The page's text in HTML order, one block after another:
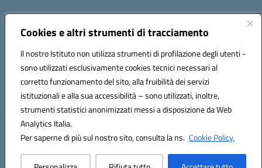
Cookies e altri strumenti di tracciamento
Il nostro Istituto non utilizza strumenti di profilazione degli utenti -
sono utilizzati esclusivamente cookies tecnici necessari al
corretto funzionamento del sito, alla fruibilità dei servizi
istituzionali e alla sua accessibilità – sono utilizzati, inoltre,
strumenti statistici anonimizzati messi a disposizione da Web
Analytics Italia.
Per saperne di più sul nostro sito, consulta la ns. Cookie Policy.
Indirizzo:Via Magna Grecia, 1 - 70026 Modugno (Bari)
Posta elettronica certificata (PEC):baic8ap005@pec.istruzione.it
Codice fiscale: 93548950729
Codice meccanografico: BAIC8AP005
Hosting & Powered by 3D Solution S.r.l.
Concept & Design by Designers Italia